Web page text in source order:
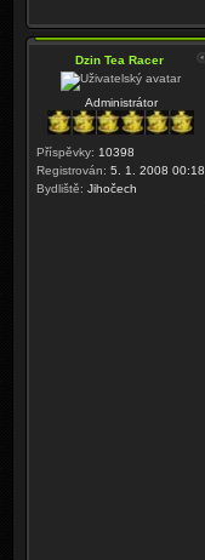
Dzin Tea Racer
Administrátor
Příspěvky: 10398
Registrován: 5. 1. 2008 00:18
Bydliště: Jihočech